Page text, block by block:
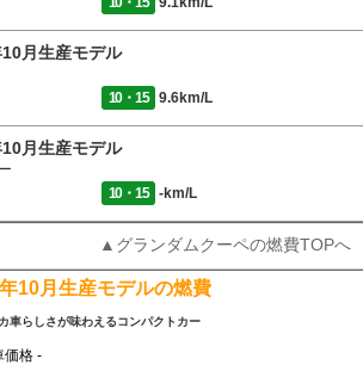
月生産モデル
10・15 9.6km/L
月生産モデル
10・15 -km/L
▲グランダムクーペの燃費TOPへ
10月生産モデルの燃費
車らしさが味わえるコンパクトカー
価格 -